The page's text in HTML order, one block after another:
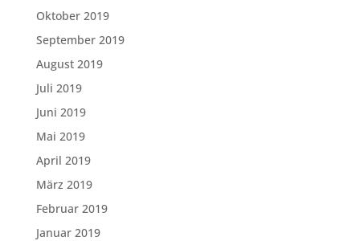
Oktober 2019
September 2019
August 2019
Juli 2019
Juni 2019
Mai 2019
April 2019
März 2019
Februar 2019
Januar 2019